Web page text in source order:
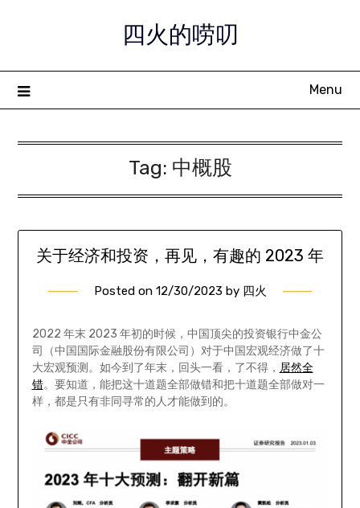
四火的唠叨
Menu
Tag: 中概股
关于经济和投资，再见，有趣的 2023 年
Posted on 12/30/2023 by 四火
2022 年末 2023 年初的时候，中国顶尖的投资银行中金公
司（中国国际金融股份有限公司）对于中国宏观经济做了十
大宏观预测。如今到了年末，回头一看，了不得， 居然全
错。要知道，能把这十道题全部做错和把十道题全部做对一
样，都是只有非同寻常的人才能做到的。